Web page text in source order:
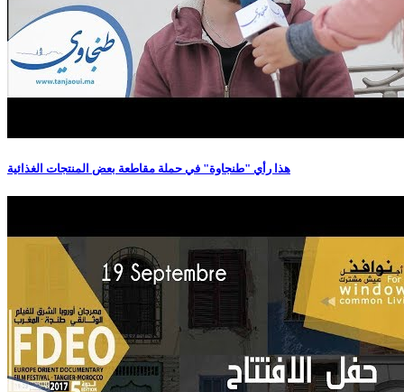
هذا رأي "طنجاوة" في حملة مقاطعة بعض المنتجات الغذائية